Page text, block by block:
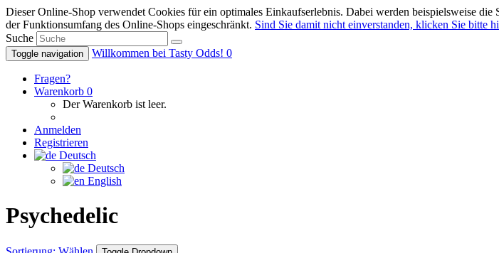
Dieser Online-Shop verwendet Cookies für ein optimales Einkaufserlebnis. Dabei werden beispielsweise
der Funktionsumfang des Online-Shops eingeschränkt. Sind Sie damit nicht einverstanden, klicken Sie bitte
Suche
Toggle navigation Willkommen bei Tasty Odds! 0
Fragen?
Warenkorb 0
Der Warenkorb ist leer.
Anmelden
Registrieren
Deutsch
Deutsch
English
Psychedelic